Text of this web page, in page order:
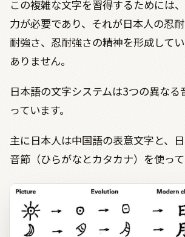
この複雑な文字を習得するためには
力が必要であり、それが日本人の忍
耐強さ、忍耐強さの精神を形成して
ありません。
日本語の文字システムは3つの異なる
っています。
主に日本人は中国語の表意文字と、
音節（ひらがなとカタカナ）を使って